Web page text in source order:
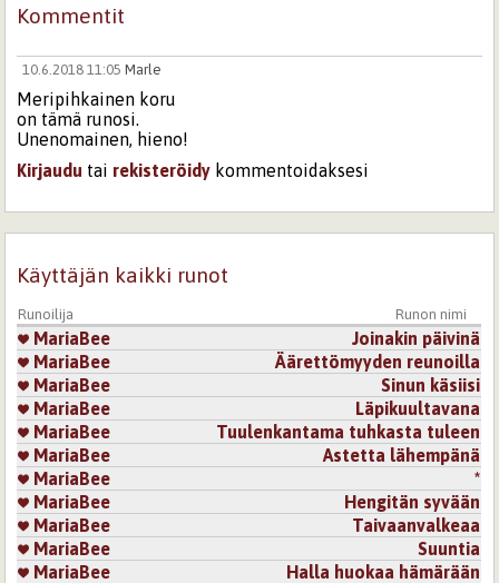
Kommentit
10.6.2018 11:05 Marle
Meripihkainen koru
on tämä runosi.
Unenomainen, hieno!
Kirjaudu tai rekisteröidy kommentoidaksesi
Sivut
Käyttäjän kaikki runot
Runoilija Runon nimi
MariaBee
Joinakin päivinä
MariaBee
Äärettömyyden reunoilla
MariaBee
Sinun käsiisi
MariaBee
Läpikuultavana
MariaBee
Tuulenkantama tuhkasta tuleen
MariaBee
Astetta lähempänä
MariaBee
*
MariaBee
Hengitän syvään
MariaBee
Taivaanvalkeaa
MariaBee
Suuntia
MariaBee
Halla huokaa hämärään